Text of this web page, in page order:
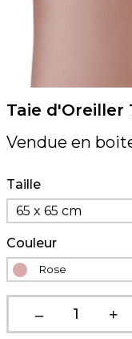
Taie d'Oreiller
Vendue en
Taille
65 x 65 cm
Couleur
Rose